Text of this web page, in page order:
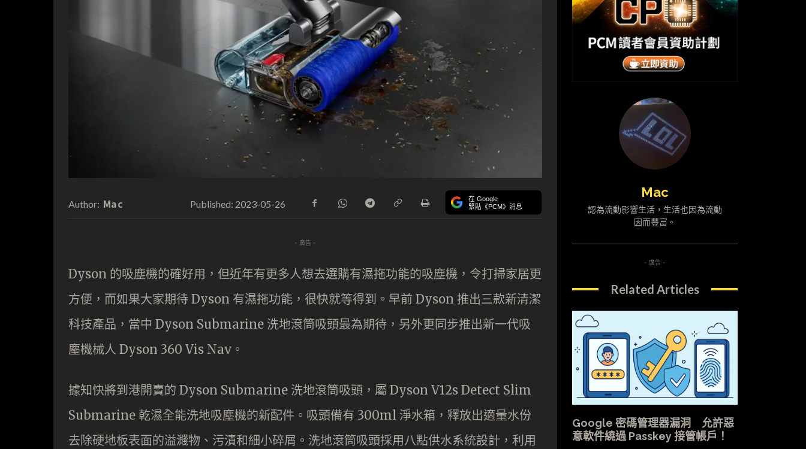
Author: Mac Published: 2023-05-26 在 Google
緊貼《PCM》消息
- 廣告 -
Dyson 的吸塵機的確好用，但近年有更多人想去選購有濕拖功能的吸塵機，令打掃家居更
方便，而如果大家期待 Dyson 有濕拖功能，很快就等得到。早前 Dyson 推出三款新清潔
科技產品，當中 Dyson Submarine 洗地滾筒吸頭最為期待，另外更同步推出新一代吸
塵機械人 Dyson 360 Vis Nav。
據知快將到港開賣的 Dyson Submarine 洗地滾筒吸頭，屬 Dyson V12s Detect Slim
Submarine 乾濕全能洗地吸塵機的新配件。吸頭備有 300ml 淨水箱，釋放出適量水份
去除硬地板表面的溢濺物、污漬和細小碎屑。洗地滾筒吸頭採用八點供水系統設計，利用
Mac
認為流動影響生活，生活也因為流動
因而豐富。
- 廣告 -
Related Articles
Google 密碼管理器漏洞 允許惡
意軟件繞過 Passkey 接管帳戶！